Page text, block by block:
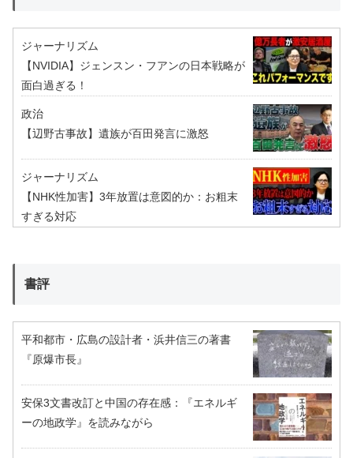
ジャーナリズム
【NVIDIA】ジェンスン・フアンの日本戦略が
面白過ぎる！
政治
【辺野古事故】遺族が百田発言に激怒
ジャーナリズム
【NHK性加害】3年放置は意図的か：お粗末
すぎる対応
書評
平和都市・広島の設計者・浜井信三の著書
『原爆市長』
安保3文書改訂と中国の存在感：『エネルギ
ーの地政学』を読みながら